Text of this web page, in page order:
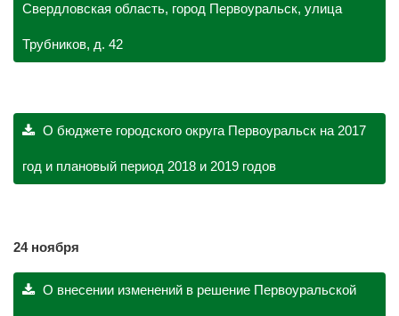
Свердловская область, город Первоуральск, улица
Трубников, д. 42
О бюджете городского округа Первоуральск на 2017
год и плановый период 2018 и 2019 годов
24 ноября
О внесении изменений в решение Первоуральской